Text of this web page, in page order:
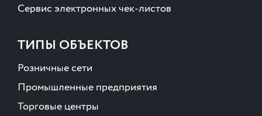
Сервис электронных чек-листов
ТИПЫ ОБЪЕКТОВ
Розничные сети
Промышленные предприятия
Торговые центры